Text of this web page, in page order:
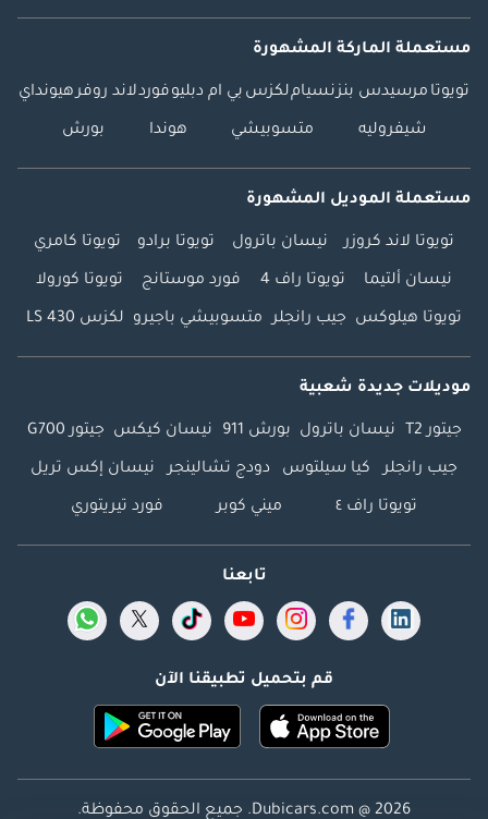
مستعملة الماركة المشهورة
تويوتا مرسيدس بنزنسياملكزس بي ام دبليوفوردلاند روفرهيونداي
شيفروليه متسوبيشي هوندا بورش
مستعملة الموديل المشهورة
تويوتا لاند كروزر نيسان باترول تويوتا برادو تويوتا كامري
نيسان ألتيما تويوتا راف 4 فورد موستانج تويوتا كورولا
تويوتا هيلوكس جيب رانجلر متسوبيشي باجيرو لكزس LS 430
موديلات جديدة شعبية
جيتور T2 نيسان باترول بورش 911 نيسان كيكس جيتور G700
جيب رانجلر كيا سيلتوس دودج تشالينجر نيسان إكس تريل
تويوتا راف ٤ ميني كوبر فورد تيريتوري
تابعنا
قم بتحميل تطبيقنا الآن
Dubicars.com @ 2026. جميع الحقوق محفوظة.